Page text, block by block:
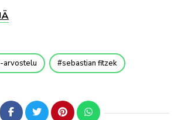
arvostelu sebastian fitzek